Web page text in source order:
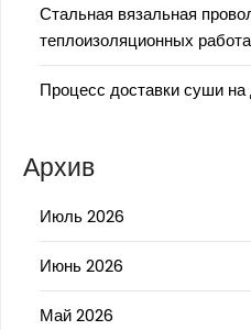
Стальная вязальная
теплоизоляционных
Процесс доставки суши
Архив
Июль 2026
Июнь 2026
Май 2026